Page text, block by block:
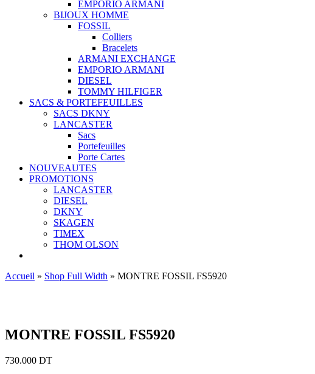
EMPORIO ARMANI
BIJOUX HOMME
FOSSIL
Colliers
Bracelets
ARMANI EXCHANGE
EMPORIO ARMANI
DIESEL
TOMMY HILFIGER
SACS & PORTEFEUILLES
SACS DKNY
LANCASTER
Sacs
Portefeuilles
Porte Cartes
NOUVEAUTES
PROMOTIONS
LANCASTER
DIESEL
DKNY
SKAGEN
TIMEX
THOM OLSON
Accueil » Shop Full Width » MONTRE FOSSIL FS5920
MONTRE FOSSIL FS5920
730.000 DT